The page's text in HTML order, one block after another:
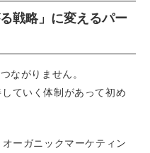
戦略」に変えるパー
ながりません。
ていく体制があって初め
ーガニックマーケティン